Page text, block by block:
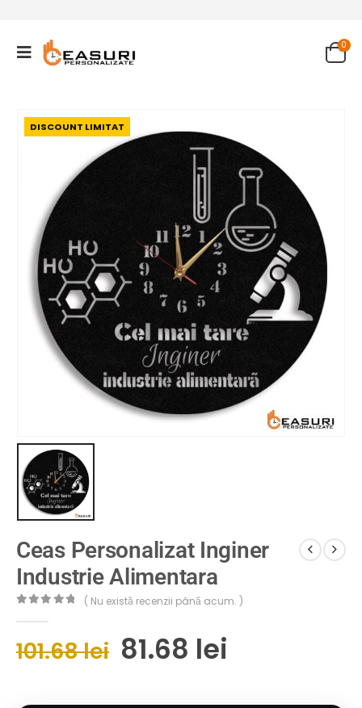
0
DISCOUNT LIMITAT
Ceas Personalizat Inginer
Industrie Alimentara
( Nu există recenzii până acum. )
101.68lei 81.68 lei